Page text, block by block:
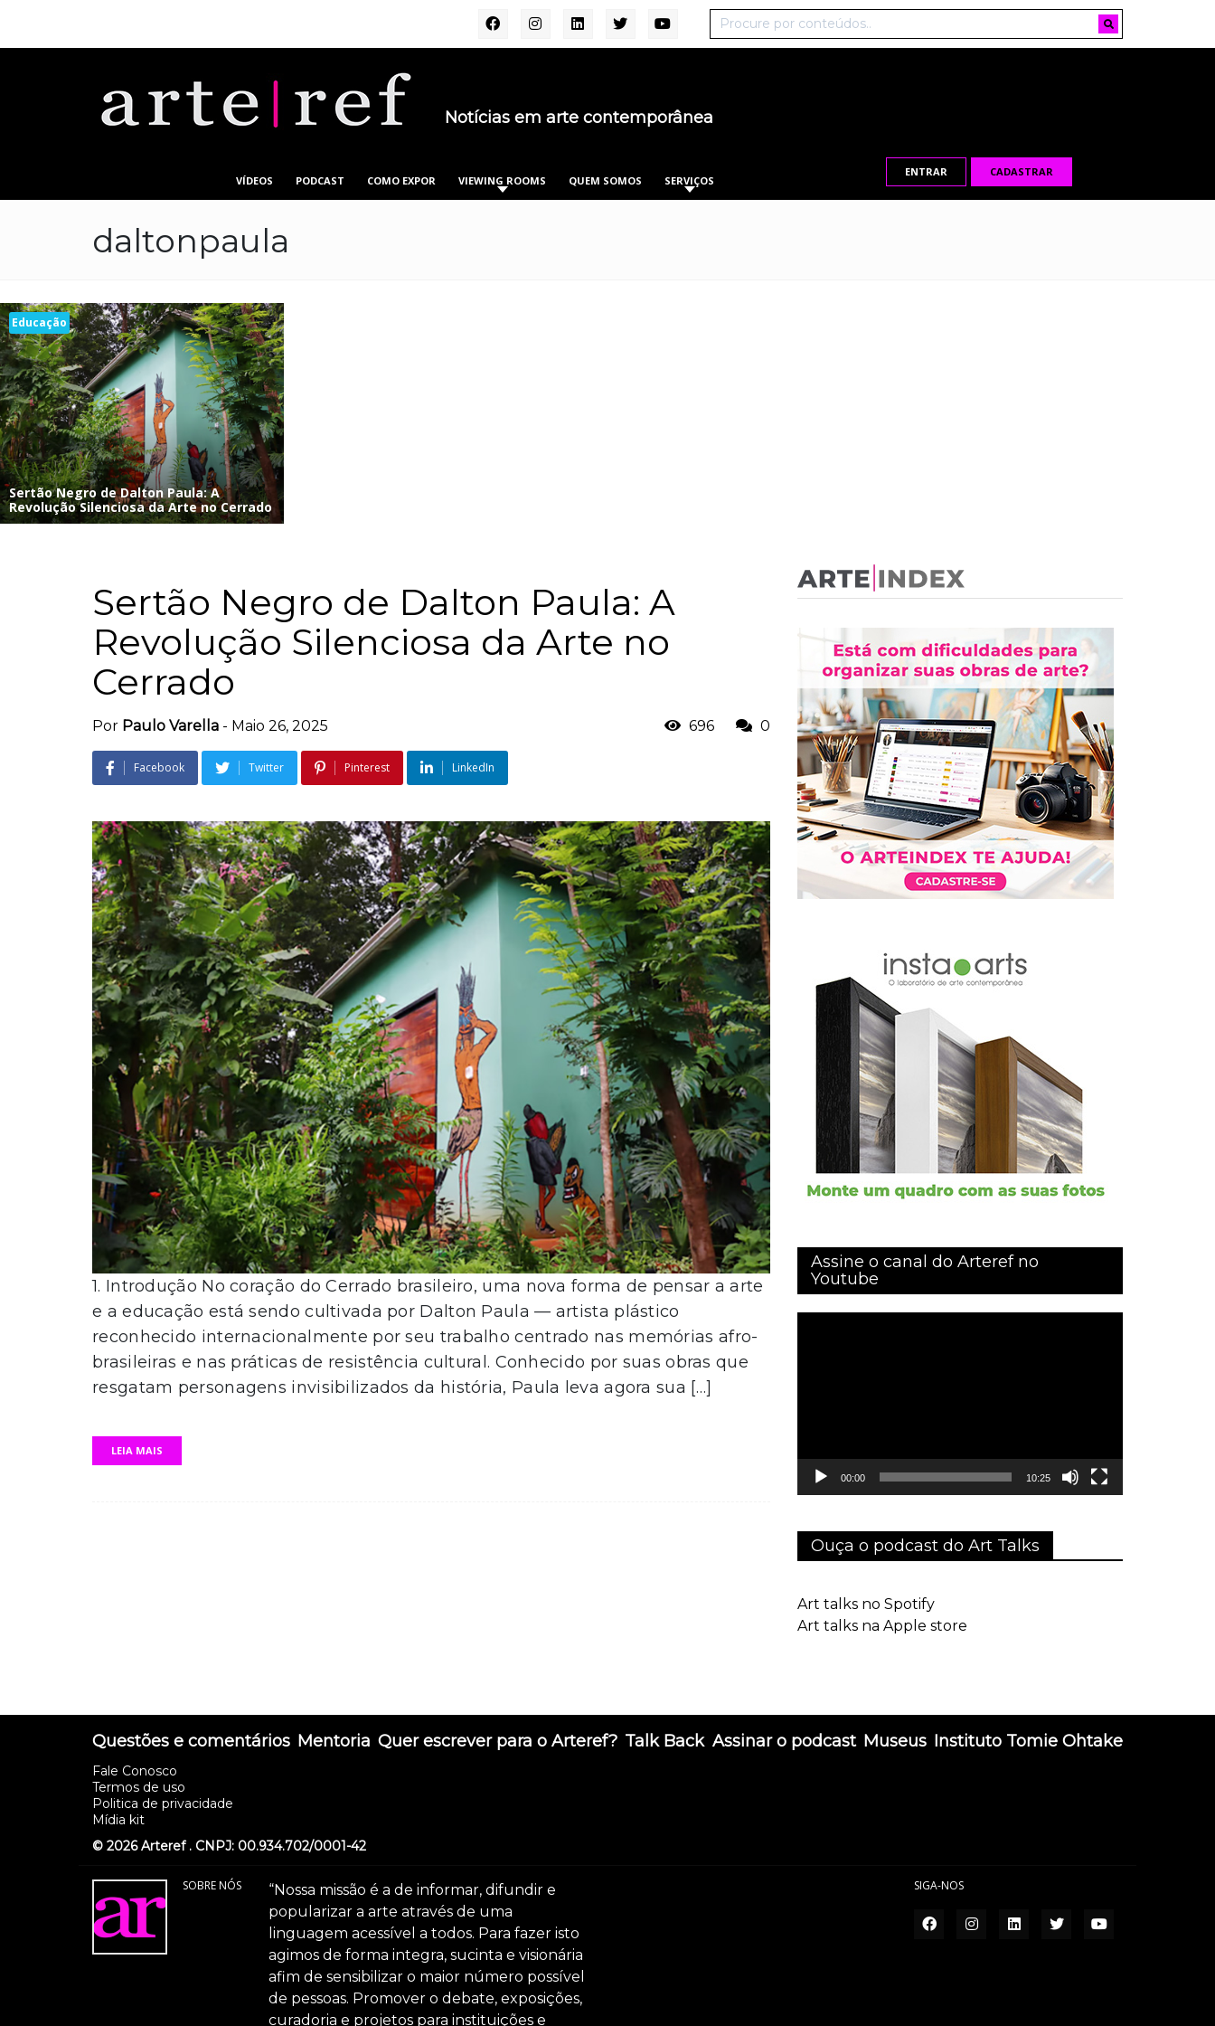
Notícias em arte contemporânea
VÍDEOS PODCAST COMO EXPOR VIEWING ROOMS QUEM SOMOS SERVIÇOS
ENTRAR CADASTRAR
daltonpaula
Educação
Sertão Negro de Dalton Paula: A
Revolução Silenciosa da Arte no Cerrado
Sertão Negro de Dalton Paula: A
Revolução Silenciosa da Arte no
Cerrado
Por Paulo Varella - Maio 26, 2025 696 0
Facebook Twitter Pinterest LinkedIn
1. Introdução No coração do Cerrado brasileiro, uma nova forma de pensar a arte
e a educação está sendo cultivada por Dalton Paula — artista plástico
reconhecido internacionalmente por seu trabalho centrado nas memórias afro-
brasileiras e nas práticas de resistência cultural. Conhecido por suas obras que
resgatam personagens invisibilizados da história, Paula leva agora sua […]
LEIA MAIS
Assine o canal do Arteref no
Youtube
00:00 10:25
Ouça o podcast do Art Talks
Art talks no Spotify
Art talks na Apple store
Questões e comentários
Fale Conosco
Termos de uso
Politica de privacidade
Mídia kit
Mentoria Quer escrever para o Arteref? Talk Back Assinar o podcast Museus Instituto Tomie Ohtake
© 2026 Arteref . CNPJ: 00.934.702/0001-42
SOBRE NÓS
“Nossa missão é a de informar, difundir e
popularizar a arte através de uma
linguagem acessível a todos. Para fazer isto
agimos de forma integra, sucinta e visionária
afim de sensibilizar o maior número possível
de pessoas. Promover o debate, exposições,
curadoria e projetos para instituições e
SIGA-NOS